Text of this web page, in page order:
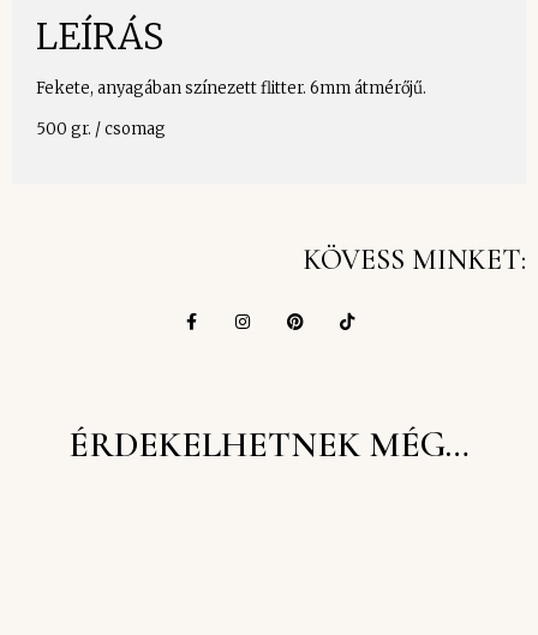
LEÍRÁS
Fekete, anyagában színezett flitter. 6mm átmérőjű.
500 gr. / csomag
KÖVESS MINKET:
ÉRDEKELHETNEK MÉG…